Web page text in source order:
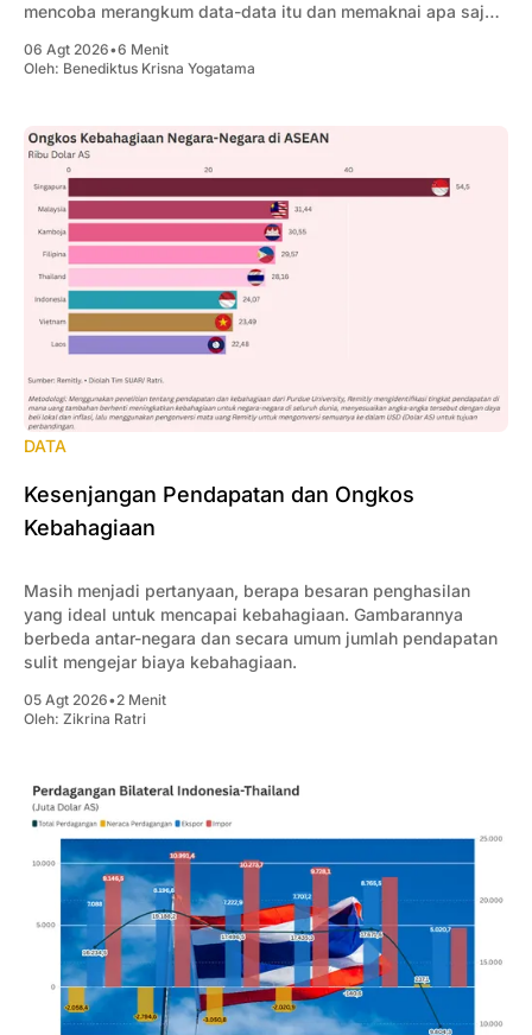
mencoba merangkum data-data itu dan memaknai apa saja
06 Agt 2026•6 Menit
Oleh: Benediktus Krisna Yogatama
DATA
Kesenjangan Pendapatan dan Ongkos
Kebahagiaan
Masih menjadi pertanyaan, berapa besaran penghasilan
yang ideal untuk mencapai kebahagiaan. Gambarannya
berbeda antar-negara dan secara umum jumlah pendapatan
sulit mengejar biaya kebahagiaan.
05 Agt 2026•2 Menit
Oleh: Zikrina Ratri